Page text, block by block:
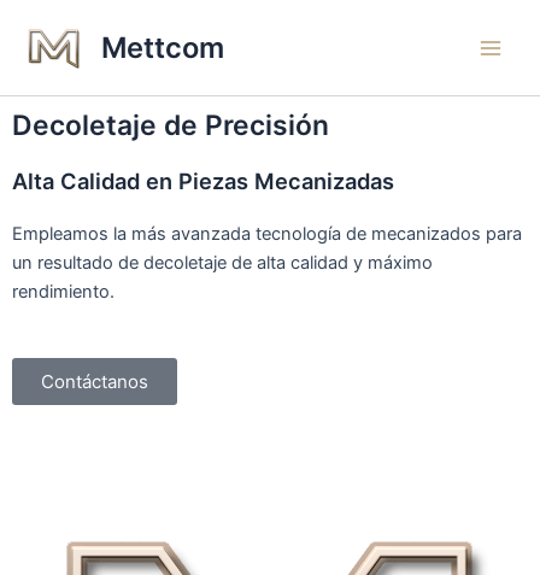
contenido
Mettcom
Decoletaje de Precisión
Alta Calidad en Piezas Mecanizadas
Empleamos la más avanzada tecnología de mecanizados para
un resultado de decoletaje de alta calidad y máximo
rendimiento.
Contáctanos